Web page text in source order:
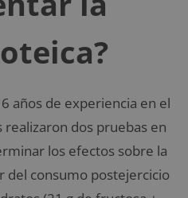
años de experiencia en el
dos pruebas en
los efectos sobre la
del consumo postejercicio